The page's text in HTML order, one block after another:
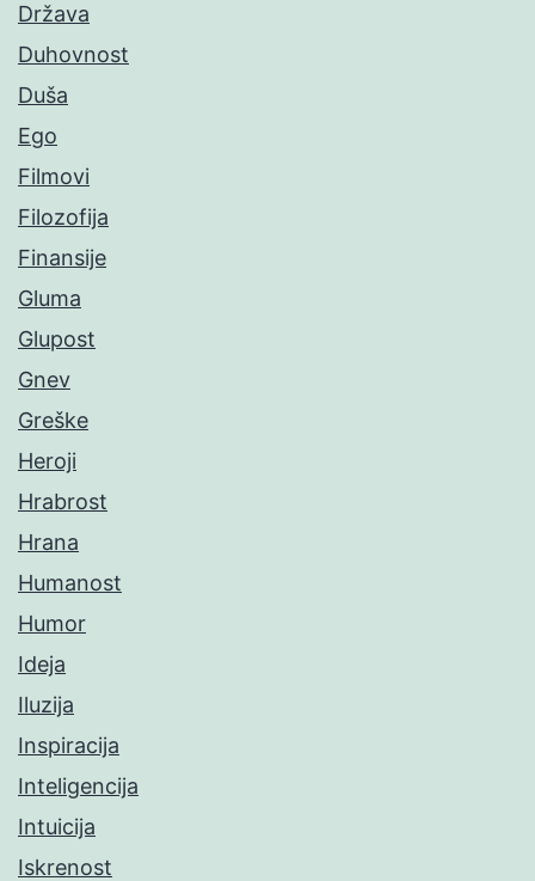
Država
Duhovnost
Duša
Ego
Filmovi
Filozofija
Finansije
Gluma
Glupost
Gnev
Greške
Heroji
Hrabrost
Hrana
Humanost
Humor
Ideja
Iluzija
Inspiracija
Inteligencija
Intuicija
Iskrenost